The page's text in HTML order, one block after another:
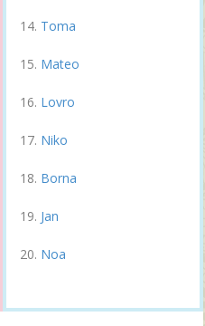
Toma
Mateo
Lovro
Niko
Borna
Jan
Noa